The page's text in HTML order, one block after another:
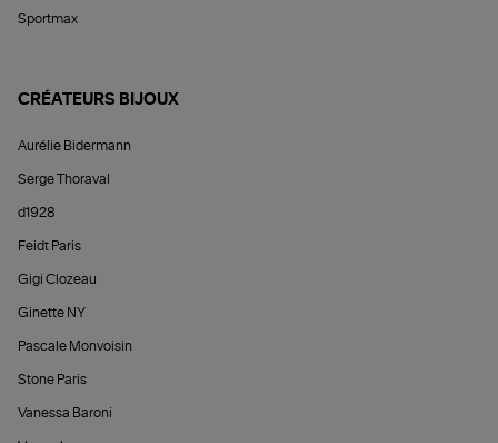
Sportmax
CRÉATEURS BIJOUX
Aurélie Bidermann
Serge Thoraval
d1928
Feidt Paris
Gigi Clozeau
Ginette NY
Pascale Monvoisin
Stone Paris
Vanessa Baroni